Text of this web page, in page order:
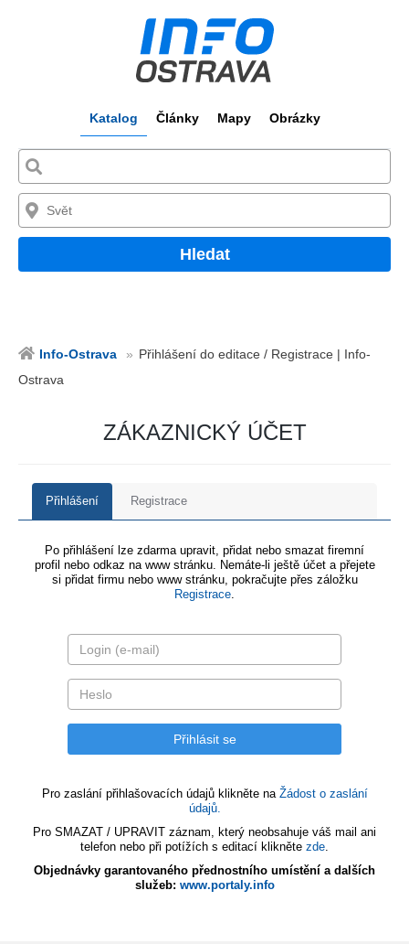
Katalog Články Mapy Obrázky
Hledat
Info-Ostrava
Přihlášení do editace / Registrace | Info-
Ostrava
ZÁKAZNICKÝ ÚČET
Přihlášení Registrace
Po přihlášení lze zdarma upravit, přidat nebo smazat firemní
profil nebo odkaz na www stránku. Nemáte-li ještě účet a přejete
si přidat firmu nebo www stránku, pokračujte přes záložku
Registrace.
Pro zaslání přihlašovacích údajů klikněte na Žádost o zaslání
údajů.
Pro SMAZAT / UPRAVIT záznam, který neobsahuje váš mail ani
telefon nebo při potížích s editací klikněte zde.
Objednávky garantovaného přednostního umístění a dalších
služeb: www.portaly.info